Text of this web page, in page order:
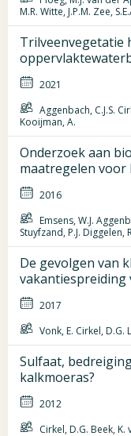
M.R. Witte, J.P.M. Zee,
Trilveenvegetatie
2021
Aggenbach, C.J.S.
Kooijman, A.
Onderzoek aan
maatregelen voor
2016
Emsens, W.J.
Stuyfzand, P.J. Diggelen,
De gevolgen van
2017
Vonk, E. Cirkel, D.G.
Sulfaat,
kalkmoeras?
2012
Cirkel, D.G. Beek, K.